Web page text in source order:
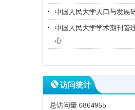
中国人民大学人口与发展
中国人民大学学术期刊管
心
访问统计
总访问量 6864955